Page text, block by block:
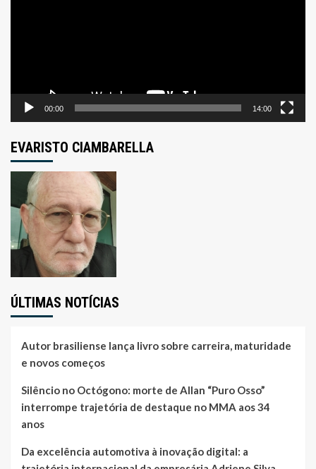
00:00 14:00
EVARISTO CIAMBARELLA
ÚLTIMAS NOTÍCIAS
Autor brasiliense lança livro sobre carreira, maturidade
e novos começos
Silêncio no Octógono: morte de Allan “Puro Osso”
interrompe trajetória de destaque no MMA aos 34
anos
Da excelência automotiva à inovação digital: a